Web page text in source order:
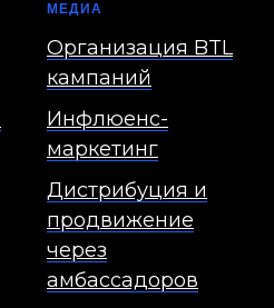
МЕДИА
Организация BTL
кампаний
Инфлюенс-
маркетинг
Дистрибуция и
продвижение
через
амбассадоров